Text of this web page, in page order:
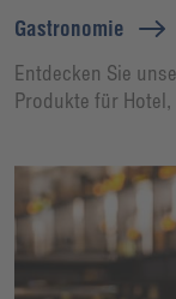
Gastronomie
Entdecken Sie
Produkte für